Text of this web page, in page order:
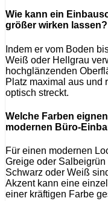
Wie kann ein
größer wirken lassen?
Indem er vom Boden
Weiß oder Hellgrau
hochglänzenden
Platz maximal aus und
optisch streckt.
Welche Farben
modernen Büro-
Für einen modernen
Greige oder
Schwarz oder Weiß
Akzent kann eine
einer kräftigen Farbe